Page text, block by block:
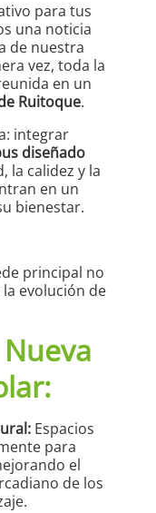
para tus
una noticia
de nuestra
vez, toda la
en un
Ruitoque.
integrar
diseñado
la calidez y la
en un
bienestar.
principal no
evolución de
Espacios
para
el
de los